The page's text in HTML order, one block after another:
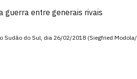
guerra entre generais rivais
Sudão do Sul, dia 26/02/2018 (Siegfried